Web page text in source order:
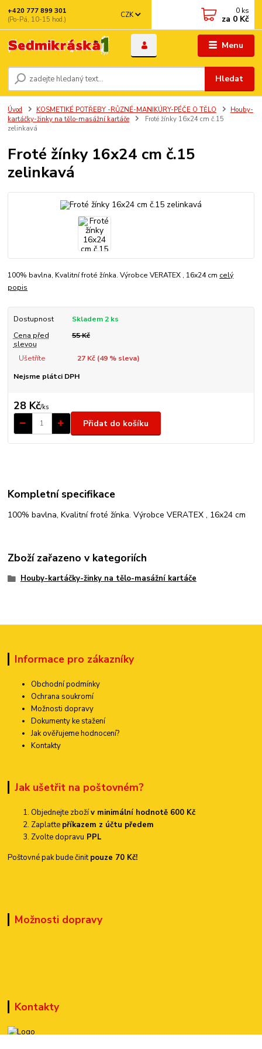
Menu
CZK
Hledat
+420 777 899 301
(Po-Pá, 10-15 hod.)
0 ks
za 0 Kč
Úvod KOSMETIKÉ POTŘEBY -RŮZNÉ-MANIKÚRY-PÉČE O TĚLO
Houby-
kartáčky-žinky na tělo-masážní kartáče
Froté žínky 16x24 cm č.15
zelinkavá
Froté žínky 16x24 cm č.15
zelinkavá
100% bavlna, Kvalitní froté žínka. Výrobce VERATEX , 16x24 cm celý
popis
Dostupnost
Skladem 2 ks
Cena před
slevou
55 Kč
Ušetříte 27 Kč (49% sleva)
Nejsme plátci DPH
28 Kč/ks
Přidat do košíku
Kompletní specifikace
100% bavlna, Kvalitní froté žínka. Výrobce VERATEX , 16x24 cm
Zboží zařazeno v kategoriích
Houby-kartáčky-žinky na tělo-masážní kartáče
Informace pro zákazníky
Obchodní podmínky
Ochrana soukromí
Možnosti dopravy
Dokumenty ke stažení
Jak ověřujeme hodnocení?
Kontakty
Jak ušetřit na poštovném?
Objednejte zbožív minimální hodnotě 600 Kč
Zaplaťte příkazem z účtu předem
Zvolte dopravu PPL
Poštovné pak bude činitpouze 70 Kč!
Možnosti dopravy
Kontakty